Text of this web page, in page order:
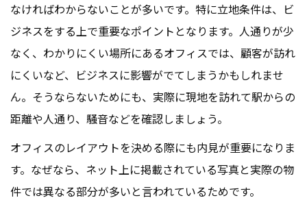
なければわからないことが多いです。特に立地条件は、ビ
ジネスをする上で重要なポイントとなります。人通りが少
なく、わかりにくい場所にあるオフィスでは、顧客が訪れ
にくいなど、ビジネスに影響がでてしまうかもしれませ
ん。そうならないためにも、実際に現地を訪れて駅からの
距離や人通り、騒音などを確認しましょう。
オフィスのレイアウトを決める際にも内見が重要になりま
す。なぜなら、ネット上に掲載されている写真と実際の物
件では異なる部分が多いと言われているためです。